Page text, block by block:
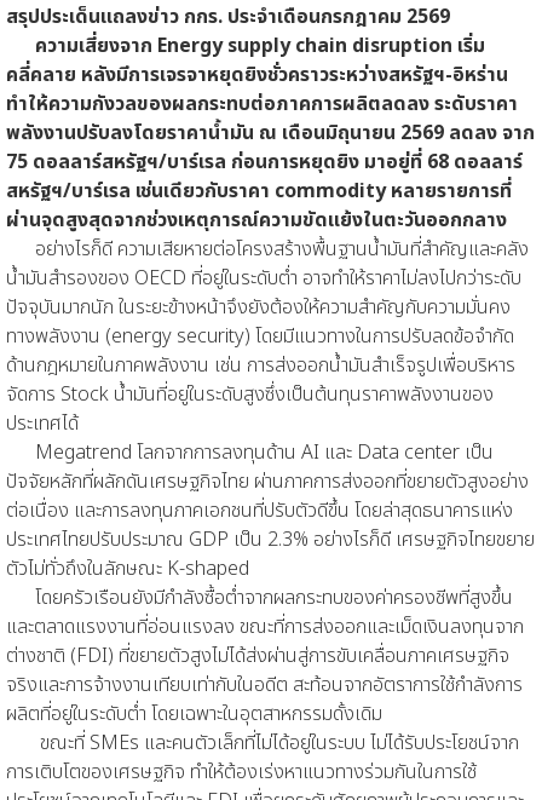
สรุปประเด็นแถลงข่าว กกร. ประจำเดือนกรกฎาคม 2569
ความเสี่ยงจาก Energy supply chain disruption เริ่ม
คลี่คลาย หลังมีการเจรจาหยุดยิงชั่วคราวระหว่างสหรัฐฯ-อิหร่าน
ทำให้ความกังวลของผลกระทบต่อภาคการผลิตลดลง ระดับราคา
พลังงานปรับลงโดยราคาน้ำมัน ณ เดือนมิถุนายน 2569 ลดลง จาก
75 ดอลลาร์สหรัฐฯ/บาร์เรล ก่อนการหยุดยิง มาอยู่ที่ 68 ดอลลาร์
สหรัฐฯ/บาร์เรล เช่นเดียวกับราคา commodity หลายรายการที่
ผ่านจุดสูงสุดจากช่วงเหตุการณ์ความขัดแย้งในตะวันออกกลาง
อย่างไรก็ดี ความเสียหายต่อโครงสร้างพื้นฐานน้ำมันที่สำคัญและคลัง
น้ำมันสำรองของ OECD ที่อยู่ในระดับต่ำ อาจทำให้ราคาไม่ลงไปกว่าระดับ
ปัจจุบันมากนัก ในระยะข้างหน้าจึงยังต้องให้ความสำคัญกับความมั่นคง
ทางพลังงาน (energy security) โดยมีแนวทางในการปรับลดข้อจำกัด
ด้านกฎหมายในภาคพลังงาน เช่น การส่งออกน้ำมันสำเร็จรูปเพื่อบริหาร
จัดการ Stock น้ำมันที่อยู่ในระดับสูงซึ่งเป็นต้นทุนราคาพลังงานของ
ประเทศได้
Megatrend โลกจากการลงทุนด้าน AI และ Data center เป็น
ปัจจัยหลักที่ผลักดันเศรษฐกิจไทย ผ่านภาคการส่งออกที่ขยายตัวสูงอย่าง
ต่อเนื่อง และการลงทุนภาคเอกชนที่ปรับตัวดีขึ้น โดยล่าสุดธนาคารแห่ง
ประเทศไทยปรับประมาณ GDP เป็น 2.3% อย่างไรก็ดี เศรษฐกิจไทยขยาย
ตัวไม่ทั่วถึงในลักษณะ K-shaped
โดยครัวเรือนยังมีกำลังซื้อต่ำจากผลกระทบของค่าครองชีพที่สูงขึ้น
และตลาดแรงงานที่อ่อนแรงลง ขณะที่การส่งออกและเม็ดเงินลงทุนจาก
ต่างชาติ (FDI) ที่ขยายตัวสูงไม่ได้ส่งผ่านสู่การขับเคลื่อนภาคเศรษฐกิจ
จริงและการจ้างงานเทียบเท่ากับในอดีต สะท้อนจากอัตราการใช้กำลังการ
ผลิตที่อยู่ในระดับต่ำ โดยเฉพาะในอุตสาหกรรมดั้งเดิม
ขณะที่ SMEs และคนตัวเล็กที่ไม่ได้อยู่ในระบบ ไม่ได้รับประโยชน์จาก
การเติบโตของเศรษฐกิจ ทำให้ต้องเร่งหาแนวทางร่วมกันในการใช้